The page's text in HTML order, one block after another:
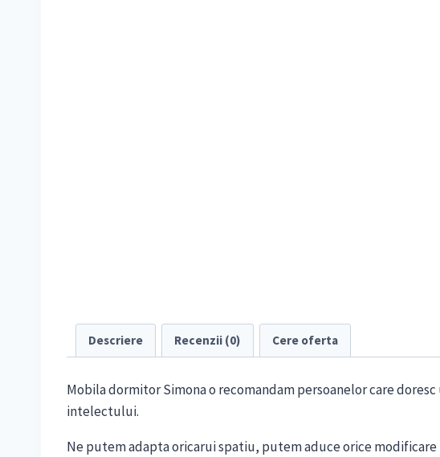
Descriere Recenzii (0) Cere oferta
Mobila dormitor Simona o recomandam persoanelor care
intelectului.
Ne putem adapta oricarui spatiu, putem aduce orice